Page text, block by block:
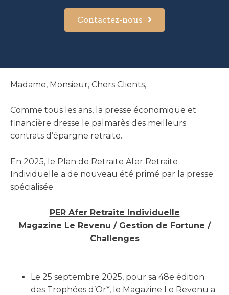
Contactez-nous
Madame, Monsieur, Chers Clients,
Comme tous les ans, la presse économique et
financière dresse le palmarès des meilleurs
contrats d’épargne retraite.
En 2025, le Plan de Retraite Afer Retraite
Individuelle a de nouveau été primé par la presse
spécialisée.
PER Afer Retraite Individuelle
Magazine Le Revenu / Gestion de Fortune /
Challenges
Le 25 septembre 2025, pour sa 48e édition
des Trophées d’Or*, le Magazine Le Revenu a